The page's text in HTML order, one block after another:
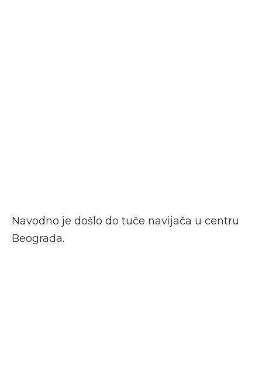
Navodno je došlo do tuče navijača u centru
Beograda.